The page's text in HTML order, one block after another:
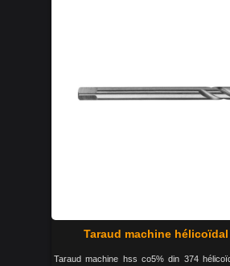
Taraud machine hélicoïdal
Taraud machine hss co5% din 374